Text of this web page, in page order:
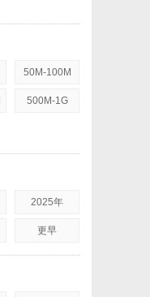
50M-100M
500M-1G
2025年
更早